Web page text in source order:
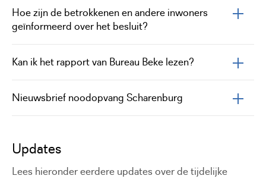
Hoe zijn de betrokkenen en andere inwoners
geïnformeerd over het besluit?
Kan ik het rapport van Bureau Beke lezen?
Nieuwsbrief noodopvang Scharenburg
Updates
Lees hieronder eerdere updates over de tijdelijke